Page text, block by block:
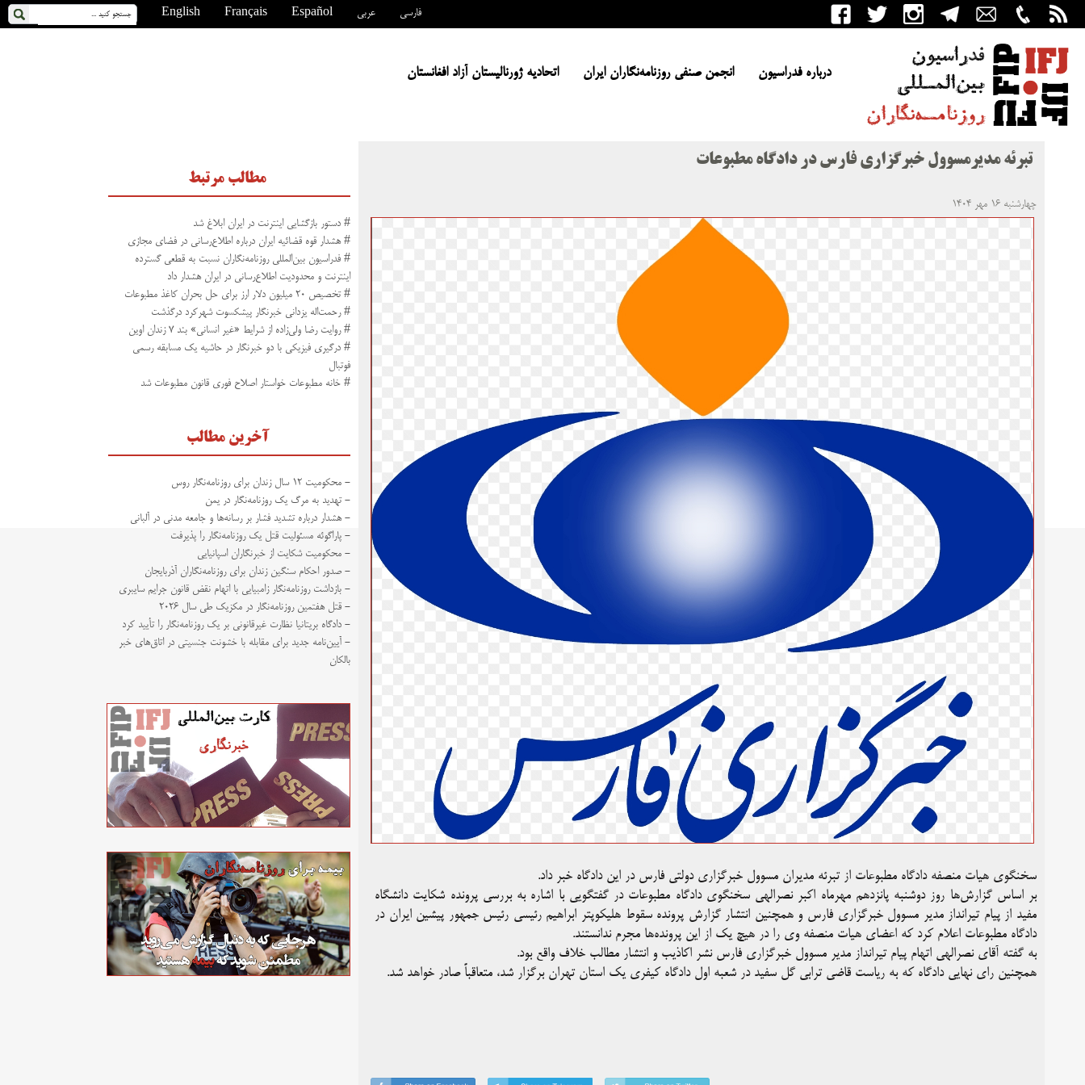
English Français Español عربی فارسی
درباره فدراسیون انجمن صنفی روزنامه‌نگاران ایران اتحادیه ژورنالیستان آزاد افغانستان
تبرئه مدیرمسوول خبرگزاری فارس در دادگاه مطبوعات
چهارشنبه ۱۶ مهر ۱۴۰۴
سخنگوی هیات منصفه دادگاه مطبوعات از تبرئه مدیران مسوول خبرگزاری دولتی فارس در این دادگاه خبر داد.
بر اساس گزارش‌ها روز دوشنبه پانزدهم مهرماه اکبر نصرالهی سخنگوی دادگاه مطبوعات در گفتگویی با اشاره به بررسی پرونده‌ شکایت دانشگاه
مفید از پیام تیرانداز مدیر مسوول خبرگزاری فارس و همچنین انتشار گزارش پرونده سقوط هلیکوپتر ابراهیم رئیسی رئیس جمهور پیشین ایران در
دادگاه مطبوعات اعلام کرد که اعضای هیات منصفه وی را در هیچ یک از این پرونده‌ها مجرم ندانستند.
به گفته آقای نصرالهی اتهام پیام تیرانداز مدیر مسوول خبرگزاری فارس نشر اکاذیب و انتشار مطالب خلاف واقع بود.
همچنین رای نهایی دادگاه که به ریاست قاضی ترابی گل سفید در شعبه اول دادگاه کیفری یک استان تهران برگزار شد، متعاقباً صادر خواهد شد.
مطالب مرتبط
# دستور بازگشایی اینترنت در ایران ابلاغ شد
# هشدار قوه قضائیه ایران درباره اطلاع‌رسانی در فضای مجازی
# فدراسیون بین‌المللی روزنامه‌نگاران نسبت به قطعی گسترده
اینترنت و محدودیت اطلاع‌رسانی در ایران هشدار داد
# تخصیص ۲۰ میلیون دلار ارز برای حل بحران کاغذ مطبوعات
# رحمت‌اله یزدانی خبرنگار پیشکسوت شهرکرد درگذشت
# روایت رضا ولی‌زاده از شرایط «غیر انسانی» بند ۷ زندان اوین
# درگیری فیزیکی با دو خبرنگار در حاشیه یک مسابقه رسمی
فوتبال
# خانه مطبوعات خواستار اصلاح فوری قانون مطبوعات شد
آخرین مطالب
- محکومیت ۱۲ سال زندان برای روزنامه‌نگار روس
- تهدید به مرگ یک روزنامه‌نگار در یمن
- هشدار درباره تشدید فشار بر رسانه‌ها و جامعه مدنی در آلبانی
- پاراگوئه مسئولیت قتل یک روزنامه‌نگار را پذیرفت
- محکومیت شکایت از خبرنگاران اسپانیایی
- صدور احکام سنگین زندان برای روزنامه‌نگاران آذربایجان
- بازداشت روزنامه‌نگار زامبیایی با اتهام نقض قانون جرایم سایبری
- قتل هفتمین روزنامه‌نگار در مکزیک طی سال ۲۰۲۶
- دادگاه بریتانیا نظارت غیرقانونی بر یک روزنامه‌نگار را تأیید کرد
- آیین‌نامه جدید برای مقابله با خشونت جنسیتی در اتاق‌های خبر
بالکان